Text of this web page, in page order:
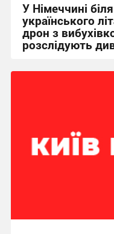
У Німеччині біля
українського
дрон з
розслідують